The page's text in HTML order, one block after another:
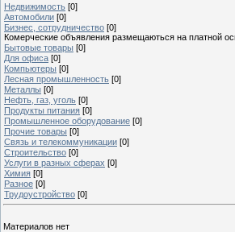
Недвижимость [0]
Автомобили [0]
Бизнес, сотрудничество [0]
Комерческие объявления размещаються на платной
Бытовые товары [0]
Для офиса [0]
Компьютеры [0]
Лесная промышленность [0]
Металлы [0]
Нефть, газ, уголь [0]
Продукты питания [0]
Промышленное оборудование [0]
Прочие товары [0]
Связь и телекоммуникации [0]
Строительство [0]
Услуги в разных сферах [0]
Химия [0]
Разное [0]
Трудоустройство [0]
Материалов нет